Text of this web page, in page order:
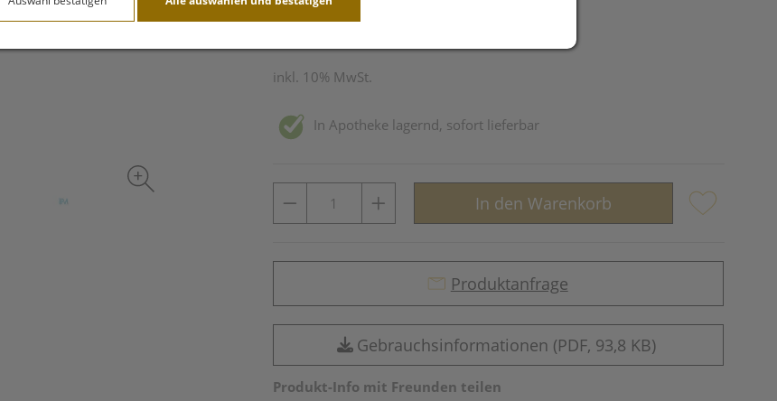
inkl. 10% MwSt.
In Apotheke lagernd, sofort lieferbar
In den Warenkorb
Produktanfrage
Gebrauchsinformationen (PDF, 93,8 KB)
Produkt-Info mit Freunden teilen